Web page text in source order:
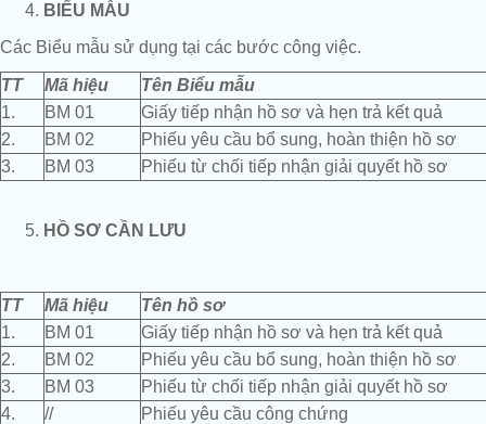
BIỂU MẪU
Các Biểu mẫu sử dụng tại các bước công việc.
TT Mã hiệu
Tên Biểu mẫu
1.
BM 01
Giấy tiếp nhận hồ sơ và hẹn trả kết quả
2.
BM 02
Phiếu yêu cầu bổ sung, hoàn thiện hồ sơ
3.
BM 03 Phiếu từ chối tiếp nhận giải quyết hồ sơ
HỒ SƠ CẦN LƯU
TT Mã hiệu
Tên hồ sơ
1.
BM 01
Giấy tiếp nhận hồ sơ và hẹn trả kết quả
2.
BM 02
Phiếu yêu cầu bổ sung, hoàn thiện hồ sơ
3.
BM 03
Phiếu từ chối tiếp nhận giải quyết hồ sơ
4.
//
Phiếu yêu cầu công chứng